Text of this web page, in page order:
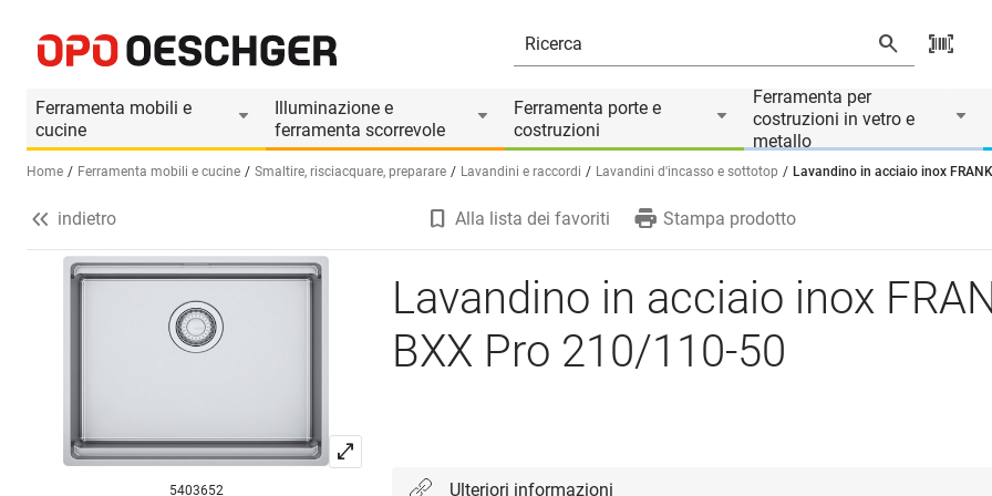
Ferramenta mobili e
cucine
Illuminazione e
ferramenta scorrevole
Ferramenta porte e
costruzioni
Ferramenta per
costruzioni in vetro e
metallo
Seleziona una lingua (IT)
Home Ferramenta mobili e cucine Smaltire, risciacquare, preparare Lavandini e raccordi Lavandini d'incasso e sottotop Lavandino in acciaio inox
Informazioni prodotto
Accessori adatti
indietro Alla lista dei favoriti Stampa prodotto
5403652
Lavandino in acciaio inox
BXX Pro 210/110-50
Ulteriori informazioni